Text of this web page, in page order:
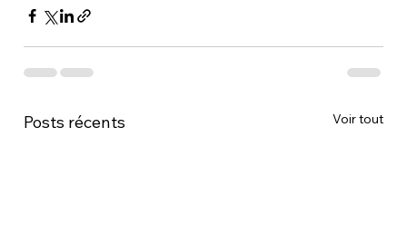
Posts récents Voir tout